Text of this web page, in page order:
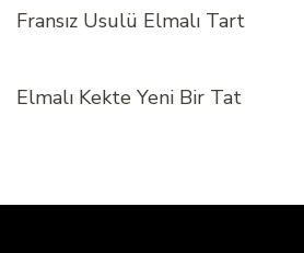
Fransız Usulü Elmalı Tart
Elmalı Kekte Yeni Bir Tat